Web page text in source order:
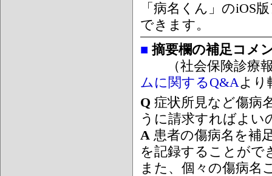
「病名くん」のiOS
できます。
■ 摘要欄の補足コメ
（社会保険診療報
ムに関するQ&Aより
Q 症状所見など傷病
うに請求すればよい
A 患者の傷病名を補
を記録することがで
また、個々の傷病名